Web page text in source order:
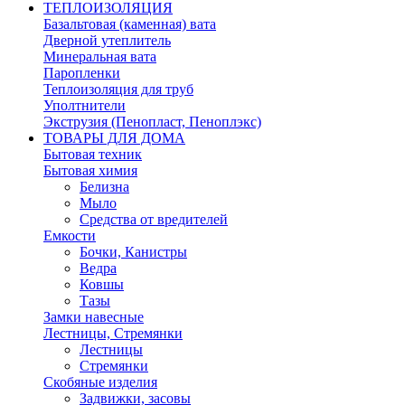
ТЕПЛОИЗОЛЯЦИЯ
Базальтовая (каменная) вата
Дверной утеплитель
Минеральная вата
Паропленки
Теплоизоляция для труб
Уполтнители
Экструзия (Пенопласт, Пеноплэкс)
ТОВАРЫ ДЛЯ ДОМА
Бытовая техник
Бытовая химия
Белизна
Мыло
Средства от вредителей
Емкости
Бочки, Канистры
Ведра
Ковшы
Тазы
Замки навесные
Лестницы, Стремянки
Лестницы
Стремянки
Скобяные изделия
Задвижки, засовы